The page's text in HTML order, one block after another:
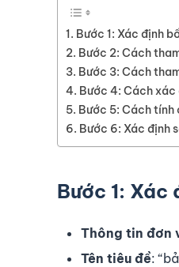
Bước 1: Xác định
Bước 2: Cách
Bước 3: Cách
Bước 4: Cách
Bước 5: Cách
Bước 6: Xác định
Bước 1: Xác
Thông tin đơn
Tên tiêu đề: